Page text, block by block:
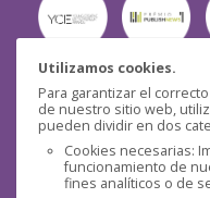
Utilizamos cookies.
Para garantizar el
de nuestro sitio web,
pueden dividir en dos
Cookies necesarias:
funcionamiento de
fines analíticos o de